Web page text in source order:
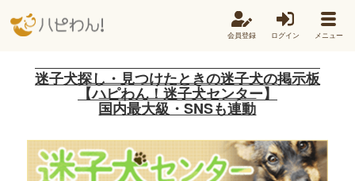
会員登録 ログイン メニュー
迷子犬探し・見つけたときの迷子犬の掲示板
【ハピわん！迷子犬センター】
国内最大級・SNSも連動